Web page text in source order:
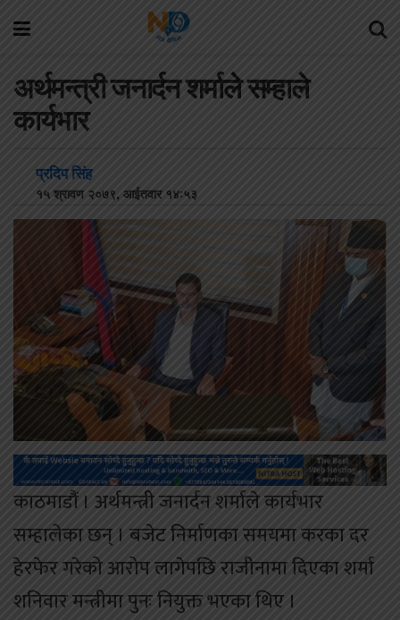
अर्थमन्त्री जनार्दन शर्माले सम्हाले
कार्यभार
प्रदिप सिंह
१५ श्रावण २०७९, आईतवार १४:५३
काठमाडौं । अर्थमन्त्री जनार्दन शर्माले कार्यभार
सम्हालेका छन् । बजेट निर्माणका समयमा करका दर
हेरफेर गरेको आरोप लागेपछि राजीनामा दिएका शर्मा
शनिवार मन्त्रीमा पुनः नियुक्त भएका थिए ।